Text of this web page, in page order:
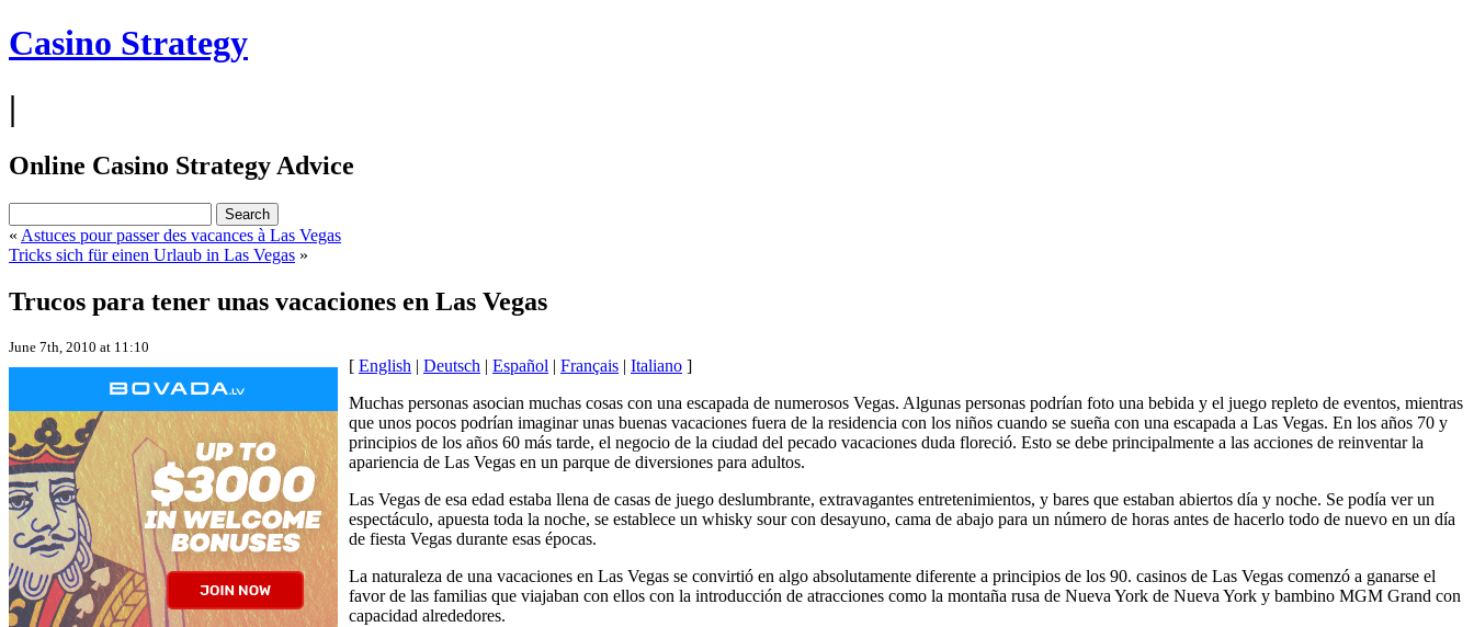
Casino Strategy
|
Online Casino Strategy Advice
« Astuces pour passer des vacances à Las Vegas
Tricks sich für einen Urlaub in Las Vegas »
Trucos para tener unas vacaciones en Las Vegas
June 7th, 2010 at 11:10
[ English | Deutsch | Español | Français | Italiano ]
Muchas personas asocian muchas cosas con una escapada de numerosos Vegas. Algunas personas podrían foto una bebida y el juego repleto de eventos, mientras
que unos pocos podrían imaginar unas buenas vacaciones fuera de la residencia con los niños cuando se sueña con una escapada a Las Vegas. En los años 70 y
principios de los años 60 más tarde, el negocio de la ciudad del pecado vacaciones duda floreció. Esto se debe principalmente a las acciones de reinventar la
apariencia de Las Vegas en un parque de diversiones para adultos.
Las Vegas de esa edad estaba llena de casas de juego deslumbrante, extravagantes entretenimientos, y bares que estaban abiertos día y noche. Se podía ver un
espectáculo, apuesta toda la noche, se establece un whisky sour con desayuno, cama de abajo para un número de horas antes de hacerlo todo de nuevo en un día
de fiesta Vegas durante esas épocas.
La naturaleza de una vacaciones en Las Vegas se convirtió en algo absolutamente diferente a principios de los 90. casinos de Las Vegas comenzó a ganarse el
favor de las familias que viajaban con ellos con la introducción de atracciones como la montaña rusa de Nueva York de Nueva York y bambino MGM Grand con
capacidad alrededores.